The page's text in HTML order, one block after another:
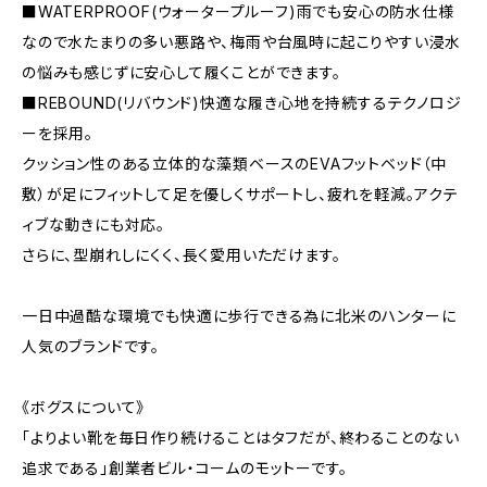
■WATERPROOF(ウォータープルーフ)雨でも安心の防水仕様
なので水たまりの多い悪路や、梅雨や台風時に起こりやすい浸水
の悩みも感じずに安心して履くことができます。
■REBOUND(リバウンド)快適な履き心地を持続するテクノロジ
ーを採用。
クッション性のある立体的な藻類ベースのEVAフットベッド（中
敷）が足にフィットして足を優しくサポートし、疲れを軽減。アクテ
ィブな動きにも対応。
さらに、型崩れしにくく、長く愛用いただけます。
一日中過酷な環境でも快適に歩行できる為に北米のハンターに
人気のブランドです。
《ボグスについて》
「よりよい靴を毎日作り続けることはタフだが、終わることのない
追求である」創業者ビル・コームのモットーです。